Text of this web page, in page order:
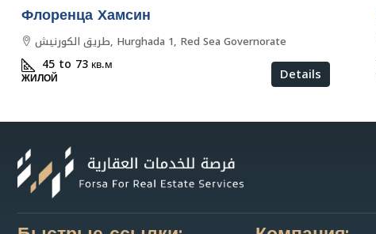
Флоренца Хамсин
طريق الكورنيش, Hurghada 1, Red Sea Governorate
45 to 73кв.м
ЖИЛОЙ Details